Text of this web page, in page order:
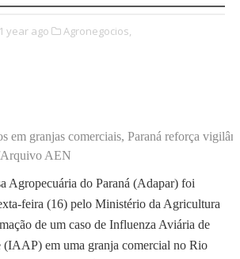
1 year ago Agronegocios,
em granjas comerciais, Paraná reforça
AEN
Agropecuária do Paraná (Adapar) foi
feira (16) pelo Ministério da Agricultura
de um caso de Influenza Aviária de
(IAAP) em uma granja comercial no Rio